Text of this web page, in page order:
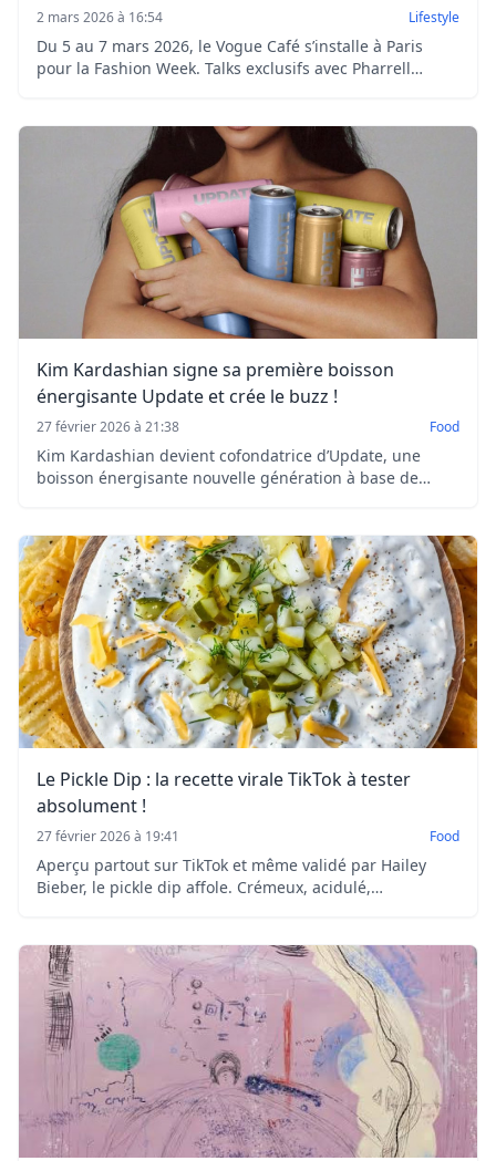
2 mars 2026 à 16:54 Lifestyle
Du 5 au 7 mars 2026, le Vogue Café s’installe à Paris
pour la Fashion Week. Talks exclusifs avec Pharrell
Kim Kardashian signe sa première boisson
énergisante Update et crée le buzz !
27 février 2026 à 21:38 Food
Kim Kardashian devient cofondatrice d’Update, une
boisson énergisante nouvelle génération à base de
Le Pickle Dip : la recette virale TikTok à tester
absolument !
27 février 2026 à 19:41 Food
Aperçu partout sur TikTok et même validé par Hailey
Bieber, le pickle dip affole. Crémeux, acidulé,